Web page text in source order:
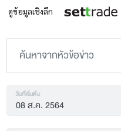
ดูข้อมูลเชิงลึก
วันที่เริ่มต้น